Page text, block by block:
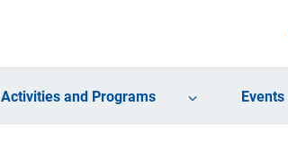
Activities and Programs Events